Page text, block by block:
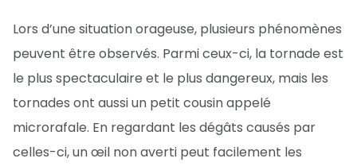
Lors d’une situation orageuse, plusieurs phénomènes
peuvent être observés. Parmi ceux-ci, la tornade est
le plus spectaculaire et le plus dangereux, mais les
tornades ont aussi un petit cousin appelé
microrafale. En regardant les dégâts causés par
celles-ci, un œil non averti peut facilement les